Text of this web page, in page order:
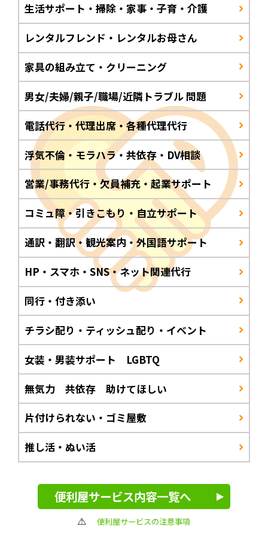
生活サポート・掃除・家事・子育・介護
レンタルフレンド・レンタルお母さん
家具の組み立て・クリーニング
男女/夫婦/親子/職場/近隣トラブル 問題
電話代行・代理出席・各種代理代行
浮気不倫・モラハラ・共依存・DV相談
営業/事務代行・欠員補充・起業サポート
コミュ障・引きこもり・自立サポート
通訳・翻訳・観光案内・外国語サポート
HP・スマホ・SNS・ネット関連代行
同行・付き添い
チラシ配り・ティッシュ配り・イベント
女装・男装サポート LGBTQ
無気力 共依存 助けてほしい
片付けられない・ゴミ屋敷
推し活・ぬい活
便利屋サービス内容一覧へ
便利屋サービスの注意事項